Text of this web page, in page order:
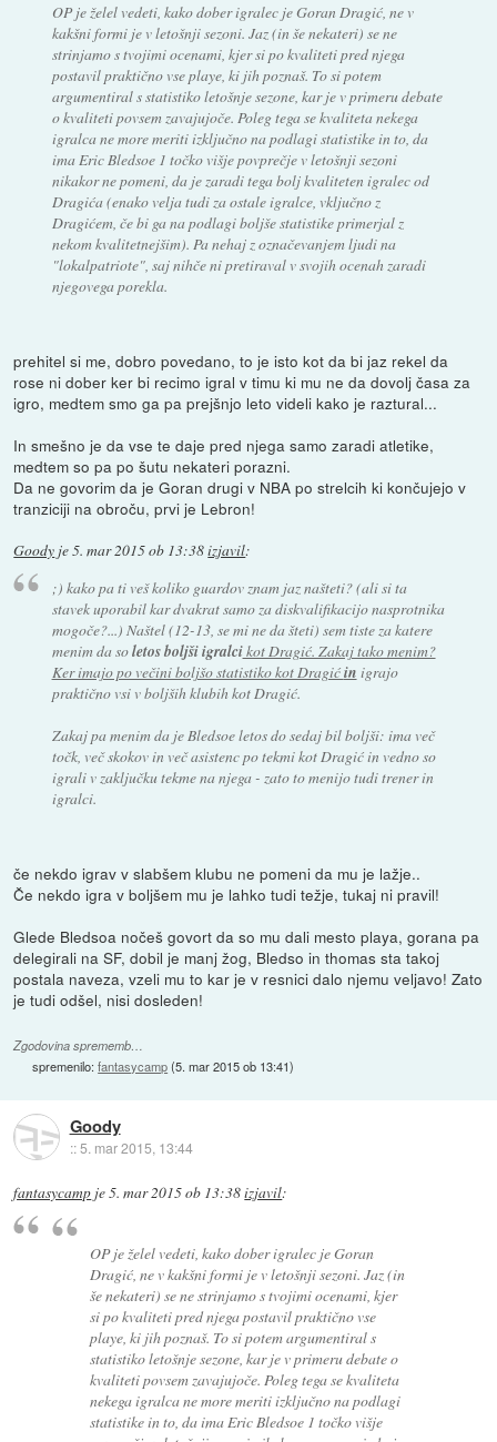
OP je želel vedeti, kako dober igralec je Goran Dragić, ne v
kakšni formi je v letošnji sezoni. Jaz (in še nekateri) se ne
strinjamo s tvojimi ocenami, kjer si po kvaliteti pred njega
postavil praktično vse playe, ki jih poznaš. To si potem
argumentiral s statistiko letošnje sezone, kar je v primeru debate
o kvaliteti povsem zavajujoče. Poleg tega se kvaliteta nekega
igralca ne more meriti izključno na podlagi statistike in to, da
ima Eric Bledsoe 1 točko višje povprečje v letošnji sezoni
nikakor ne pomeni, da je zaradi tega bolj kvaliteten igralec od
Dragića (enako velja tudi za ostale igralce, vključno z
Dragićem, če bi ga na podlagi boljše statistike primerjal z
nekom kvalitetnejšim). Pa nehaj z označevanjem ljudi na
"lokalpatriote", saj nihče ni pretiraval v svojih ocenah zaradi
njegovega porekla.
prehitel si me, dobro povedano, to je isto kot da bi jaz rekel da
rose ni dober ker bi recimo igral v timu ki mu ne da dovolj časa za
igro, medtem smo ga pa prejšnjo leto videli kako je raztural...
In smešno je da vse te daje pred njega samo zaradi atletike,
medtem so pa po šutu nekateri porazni.
Da ne govorim da je Goran drugi v NBA po strelcih ki končujejo v
tranziciji na obroču, prvi je Lebron!
Goody je5. mar 2015 ob 13:38izjavil:
;) kako pa ti veš koliko guardov znam jaz našteti? (ali si ta
stavek uporabil kar dvakrat samo za diskvalifikacijo nasprotnika
mogoče?...) Naštel (12-13, se mi ne da šteti) sem tiste za katere
menim da soletos boljši igralcikot Dragić. Zakaj tako menim?
Ker imajo po večini boljšo statistiko kot Dragićin igrajo
praktično vsi v boljših klubih kot Dragić.
Zakaj pa menim da je Bledsoe letos do sedaj bil boljši: ima več
točk, več skokov in več asistenc po tekmi kot Dragić in vedno so
igrali v zaključku tekme na njega - zato to menijo tudi trener in
igralci.
če nekdo igrav v slabšem klubu ne pomeni da mu je lažje..
Če nekdo igra v boljšem mu je lahko tudi težje, tukaj ni pravil!
Glede Bledsoa nočeš govort da so mu dali mesto playa, gorana pa
delegirali na SF, dobil je manj žog, Bledso in thomas sta takoj
postala naveza, vzeli mu to kar je v resnici dalo njemu veljavo! Zato
je tudi odšel, nisi dosleden!
Zgodovina sprememb…
spremenilo:fantasycamp(5. mar 2015 ob 13:41)
Goody
::5. mar 2015, 13:44
fantasycamp je5. mar 2015 ob 13:38izjavil:
OP je želel vedeti, kako dober igralec je Goran
Dragić, ne v kakšni formi je v letošnji sezoni. Jaz (in
še nekateri) se ne strinjamo s tvojimi ocenami, kjer
si po kvaliteti pred njega postavil praktično vse
playe, ki jih poznaš. To si potem argumentiral s
statistiko letošnje sezone, kar je v primeru debate o
kvaliteti povsem zavajujoče. Poleg tega se kvaliteta
nekega igralca ne more meriti izključno na podlagi
statistike in to, da ima Eric Bledsoe 1 točko višje